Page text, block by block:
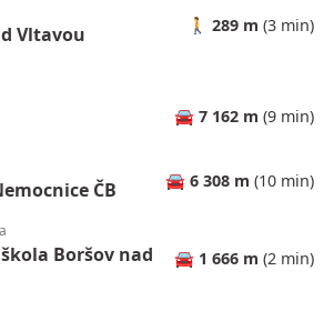
Vltavou 🚶 289 m (3 min)
🚘 7 162 m (9 min)
ČB 🚘 6 308 m (10 min)
Boršov nad
🚘 1 666 m (2 min)